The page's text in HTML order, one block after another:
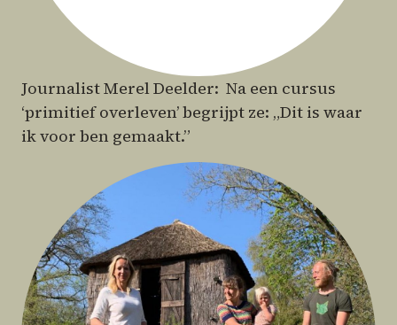
Journalist Merel Deelder: Na een cursus
‘primitief overleven’ begrijpt ze: „Dit is waar
ik voor ben gemaakt.”